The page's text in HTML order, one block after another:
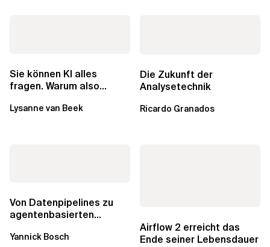
Sie können KI alles
fragen. Warum also
noch?
Lysanne van Beek
Die Zukunft der
Analysetechnik
Ricardo Granados
Von Datenpipelines zu
agentenbasierten
Analytics...
Yannick Bosch
Airflow 2 erreicht das
Ende seiner Lebensdauer